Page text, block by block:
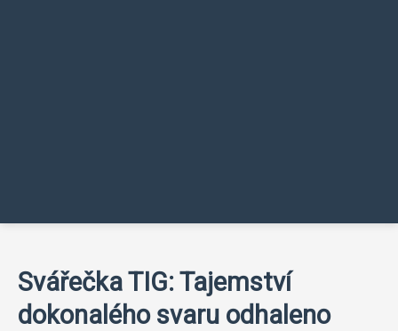
Svářečka TIG: Tajemství
dokonalého svaru odhaleno